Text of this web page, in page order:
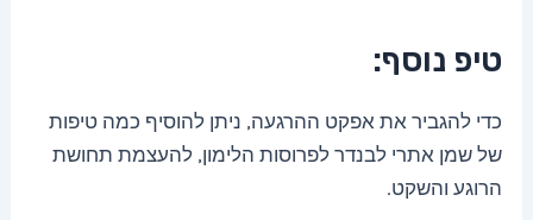
טיפ נוסף:
כדי להגביר את אפקט ההרגעה, ניתן להוסיף כמה טיפות
של שמן אתרי לבנדר לפרוסות הלימון, להעצמת תחושת
הרוגע והשקט.